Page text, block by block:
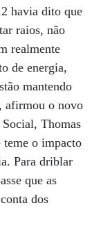
havia dito que
raios, não
realmente
de energia,
mantendo
afirmou o novo
Thomas
teme o impacto
Para driblar
que as
dos